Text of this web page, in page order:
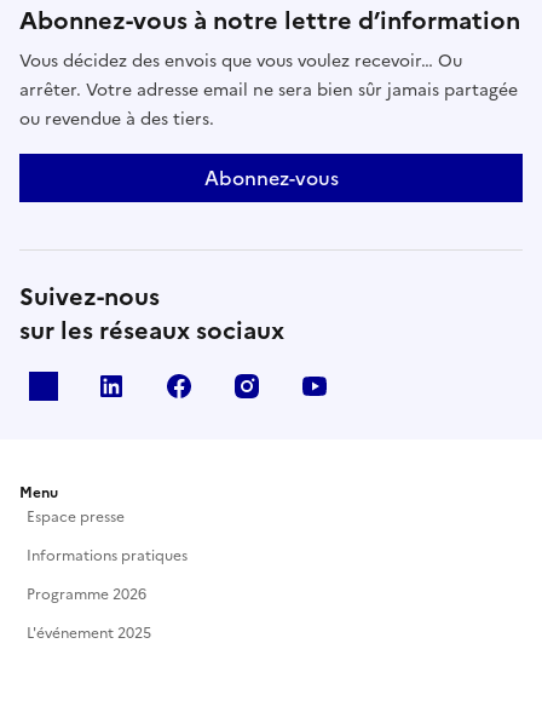
Abonnez-vous à notre lettre d’information
Vous décidez des envois que vous voulez recevoir… Ou
arrêter. Votre adresse email ne sera bien sûr jamais partagée
ou revendue à des tiers.
Abonnez-vous
Suivez-nous
sur les réseaux sociaux
Linkedin Facebook Instagram
Menu
Espace presse
Informations pratiques
Programme 2026
L'événement 2025